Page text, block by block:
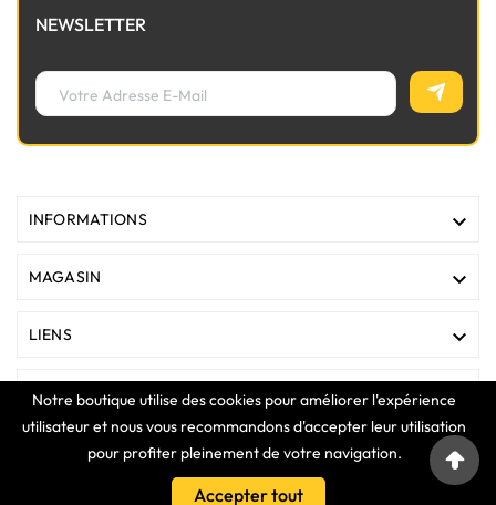
Notre boutique utilise des cookies pour améliorer l'expérience
utilisateur et nous vous recommandons d'accepter leur utilisation
pour profiter pleinement de votre navigation.
Accepter tout
NEWSLETTER
INFORMATIONS 
MAGASIN 
LIENS 
VOTRE COMPTE 
COPYRIGHT © 2025 Clavier Express